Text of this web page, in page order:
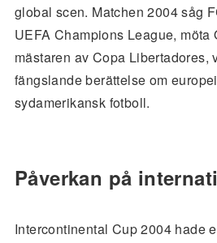
global scen. Matchen 2004 såg
UEFA Champions League, möta
mästaren av Copa Libertadores,
fängslande berättelse om
sydamerikansk fotboll.
Påverkan på
Intercontinental Cup 2004 hade